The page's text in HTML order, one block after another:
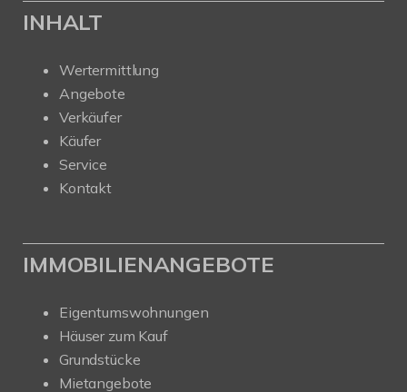
INHALT
Wertermittlung
Angebote
Verkäufer
Käufer
Service
Kontakt
IMMOBILIENANGEBOTE
Eigentumswohnungen
Häuser zum Kauf
Grundstücke
Mietangebote